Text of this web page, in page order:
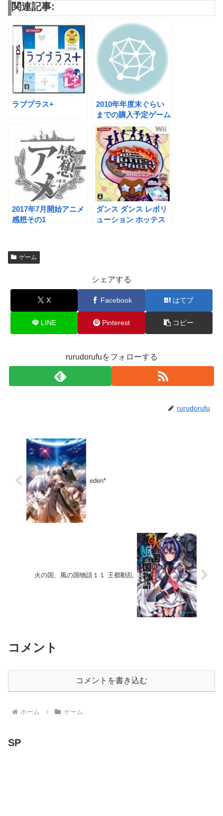
関連記事:
ラブプラス+
2010年年度末ぐらい
までの購入予定ゲーム
2017年7月開始アニメ
感想その1
ダンス ダンス レボリ
ューション ホッテス
ゲーム
シェアする
X Facebook はてブ
LINE Pinterest コピー
rurudorufuをフォローする
rurudorufu
eden*
火の国、風の国物語１１ 王都動乱
コメント
コメントを書き込む
ホーム ゲーム
SP